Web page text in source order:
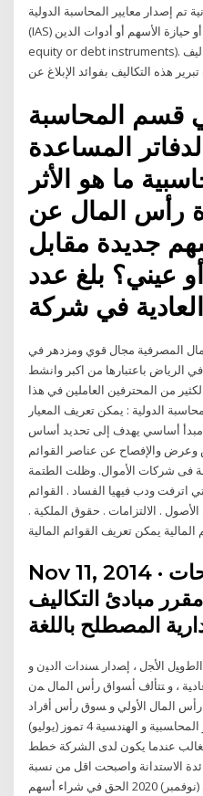
تم إصدار معايير المحاسبة الدولية
(IAS) بين عامي 1973 و 2001 .. أو حيازة الأسهم أو أدوات الدين (holding
equity or debt instruments). يفرض الإبلاغ عن هذه المعلومات تكاليف
هذه التكاليف بفوائد الإبلاغ عن
قسم المحاسبة
المساعدة
ما هو الأثر
رأس المال عن
جديدة مقابل
عيني؟ بلغ عدد
في شركة
المصرفية مجال قوي ومزدهر في
الرياض باعتبارها من اكبر وانشط
من المحترفين العاملين في هذا
الدولية : يمكن تعريف المعيار
مبدأ أساسي يهدف إلى تحديد أساس
وعرض والإفصاح عن عناصر القوائم
فى شركات الأموال. ‫وظلت الطتمة
اترفت ودب فيهيا‬ ‫الفساد . القوائم
. الأصول . الالتزامات . حقوق الملكية .
المالية يمكن تعريف القوائم المالية
Nov 11, 2014 · قائمة ببعض المصطلحات
مبادئ التكاليف
المصطلح باللغة
ﺍﻷﺠل ، ﺇﺼﺩﺍﺭ ﺴﻨﺩﺍﺕ ﺍﻟﺩﻴﻥ ﻭ
، ﻭ ﺘﺘﺄﻟﻑ ﺃﺴﻭﺍﻕ ﺭﺃﺱ ﺍﻟﻤﺎل ﻤﻥ
ﺍﻟﻤﺎل ﺍﻷﻭﻟﻲ ﻭ ﺴﻭﻕ ﺭﺃﺱ ﺃﻓﺭﺍﺩ
ﻤﺘﺨﺼﺼﻭﻥ ﻓﻲ ﺍﻟﻨﻭﺍﺤﻲ. ﺍﻟﻘﺎﻨﻭﻨﻴﺔ ﻭ ﺍﻟﻤﺤﺎﺴﺒﻴﺔ ﻭ ﺍﻟﻬﻨﺩﺴﻴﺔ 4 تموز (يوليو)
الغالب عندما يكون لدى الشركة خطط
الاستدانة واصبحت اقل من نسبة
ارباح الأسهم القابلة 2 تشرين الثاني (نوفمبر) 2020 الحق في شراء أسهم